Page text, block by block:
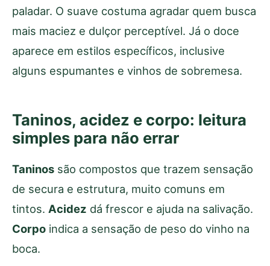
paladar. O suave costuma agradar quem busca
mais maciez e dulçor perceptível. Já o doce
aparece em estilos específicos, inclusive
alguns espumantes e vinhos de sobremesa.
Taninos, acidez e corpo: leitura
simples para não errar
Taninos são compostos que trazem sensação
de secura e estrutura, muito comuns em
tintos. Acidez dá frescor e ajuda na salivação.
Corpo indica a sensação de peso do vinho na
boca.